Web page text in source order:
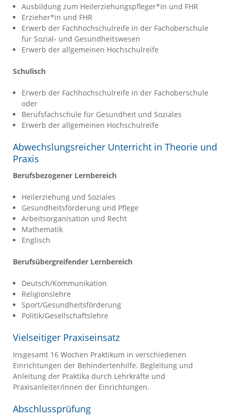
Ausbildung zum Heilerziehungspfleger*in und FHR
Erzieher*in und FHR
Erwerb der Fachhochschulreife in der Fachoberschule
für Sozial- und Gesundheitswesen
Erwerb der allgemeinen Hochschulreife
Schulisch
Erwerb der Fachhochschulreife in der Fachoberschule
oder
Berufsfachschule für Gesundheit und Soziales
Erwerb der allgemeinen Hochschulreife
Abwechslungsreicher Unterricht in Theorie und
Praxis
Berufsbezogener Lernbereich
Heilerziehung und Soziales
Gesundheitsförderung und Pflege
Arbeitsorganisation und Recht
Mathematik
Englisch
Berufsübergreifender Lernbereich
Deutsch/Kommunikation
Religionslehre
Sport/Gesundheitsförderung
Politik/Gesellschaftslehre
Vielseitiger Praxiseinsatz
Insgesamt 16 Wochen Praktikum in verschiedenen
Einrichtungen der Behindertenhilfe. Begleitung und
Anleitung der Praktika durch Lehrkräfte und
Praxisanleiter/innen der Einrichtungen.
Abschlussprüfung